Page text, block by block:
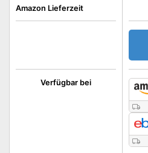
Verfügbar bei
Amazon Lieferzeit